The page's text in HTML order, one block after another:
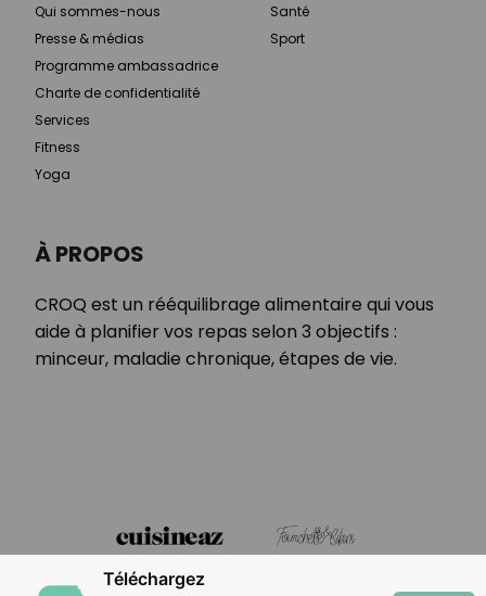
À PROPOS
CROQ est un rééquilibrage alimentaire qui vous
aide à planifier vos repas selon 3 objectifs :
minceur, maladie chronique, étapes de vie.
Qui sommes-nous
Presse & médias
Programme ambassadrice
Charte de confidentialité
Services
Fitness
Yoga
Santé
Sport
Téléchargez